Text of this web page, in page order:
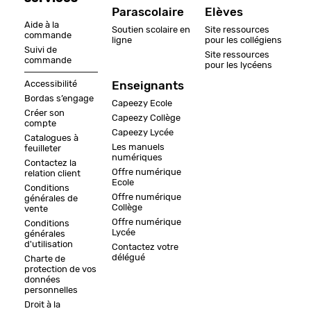
Aide à la
commande
Suivi de
commande
Accessibilité
Bordas s’engage
Créer son
compte
Catalogues à
feuilleter
Contactez la
relation client
Conditions
générales de
vente
Conditions
générales
d'utilisation
Charte de
protection de vos
données
personnelles
Droit à la
Parascolaire
Soutien scolaire en
ligne
Enseignants
Capeezy Ecole
Capeezy Collège
Capeezy Lycée
Les manuels
numériques
Offre numérique
Ecole
Offre numérique
Collège
Offre numérique
Lycée
Contactez votre
délégué
Elèves
Site ressources
pour les collégiens
Site ressources
pour les lycéens